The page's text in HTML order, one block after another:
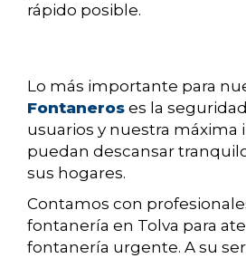
rápido posible.
Lo más importante para
Fontaneros es la
usuarios y nuestra
puedan descansar
sus hogares.
Contamos con
fontanería en Tolva para
fontanería urgente. A su